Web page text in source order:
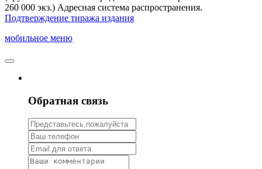
260 000 экз.) Адресная система распространения.
Подтверждение тиража издания
мобильное меню
Обратная связь